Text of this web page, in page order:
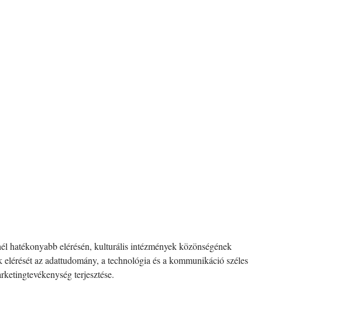
hatékonyabb elérésén, kulturális intézmények közönségének
az adattudomány, a technológia és a kommunikáció széles
terjesztése.